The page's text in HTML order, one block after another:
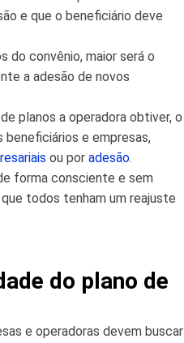
e que o beneficiário deve
do convênio, maior será o
a adesão de novos
planos a operadora obtiver, o
beneficiários e empresas,
ou por adesão.
forma consciente e sem
todos tenham um reajuste
do plano de
e operadoras devem buscar